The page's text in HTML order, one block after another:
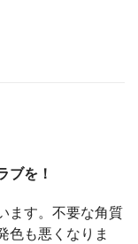
ブを！
ます。不要な角質
色も悪くなりま